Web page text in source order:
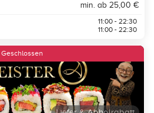
min. ab 25,00 €
11:00 - 22:30
11:00 - 22:30
Geschlossen